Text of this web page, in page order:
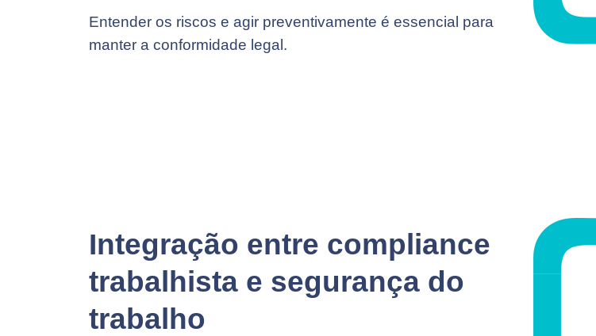
Entender os riscos e agir preventivamente é essencial para
manter a conformidade legal.
Integração entre compliance
trabalhista e segurança do
trabalho